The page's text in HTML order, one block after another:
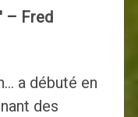
– Fred
a débuté en
des